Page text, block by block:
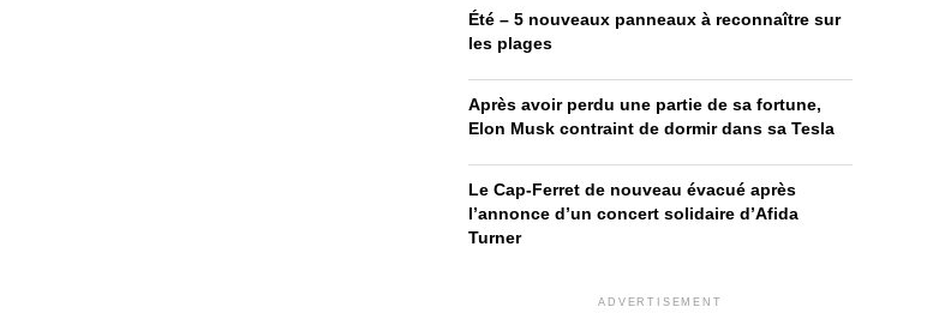
Été – 5 nouveaux panneaux à reconnaître sur
les plages
Après avoir perdu une partie de sa fortune,
Elon Musk contraint de dormir dans sa Tesla
Le Cap-Ferret de nouveau évacué après
l’annonce d’un concert solidaire d’Afida
Turner
ADVERTISEMENT